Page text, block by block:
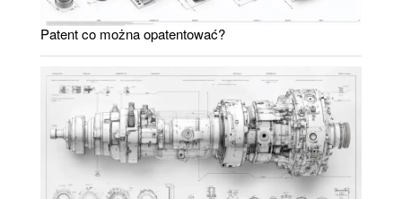
Patent co można opatentować?